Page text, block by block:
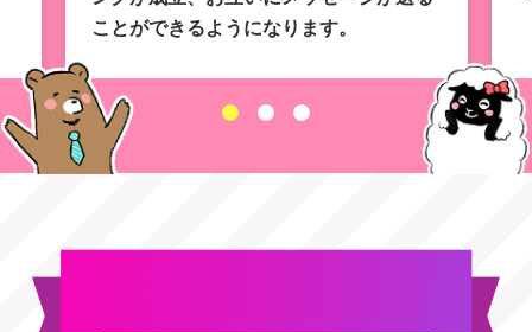
ことができるようになります。